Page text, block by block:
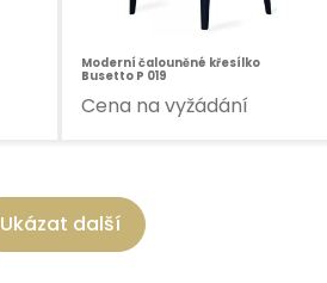
Moderní čalouněné křesílko
Busetto P 019
Cena na vyžádání
Ukázat další